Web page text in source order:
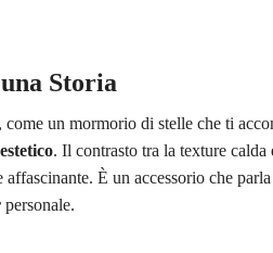
Storia
un mormorio di stelle che ti
. Il contrasto tra la texture calda
È un accessorio che
personale.